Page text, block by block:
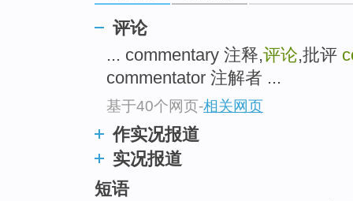
评论
... commentary 注释,评论,批评
commentator 注解者 ...
基于40个网页-相关网页
作实况报道
实况报道
短语